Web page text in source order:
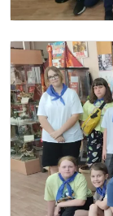
Image